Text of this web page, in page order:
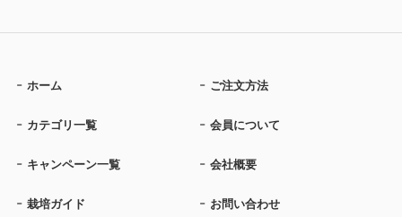
ホーム ご注文方法
カテゴリ一覧 会員について
キャンペーン一覧 会社概要
栽培ガイド お問い合わせ